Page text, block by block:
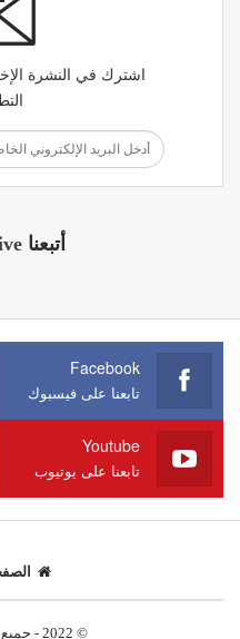
اشترك في النشرة
أتبعنا
Facebook
تابعنا على فيسبوك
Youtube
تابعنا على يوتيوب
© 2022 - جميع الحقوق محفوظة.